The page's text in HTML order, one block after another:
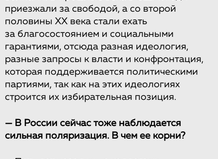
приезжали за свободой, а со второй
половины XX века стали ехать
за благосостоянием и социальными
гарантиями, отсюда разная идеология,
разные запросы к власти и конфронтация,
которая поддерживается политическими
партиями, так как на этих идеологиях
строится их избирательная позиция.
— В России сейчас тоже наблюдается
сильная поляризация. В чем ее корни?